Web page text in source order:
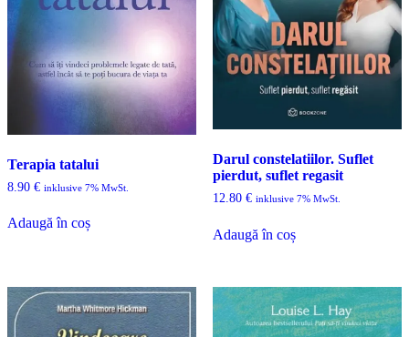
Terapia tatalui
8.90 € inklusive 7% MwSt.
Adaugă în coș
Darul constelatiilor. Suflet
pierdut, suflet regasit
12.80 € inklusive 7% MwSt.
Adaugă în coș